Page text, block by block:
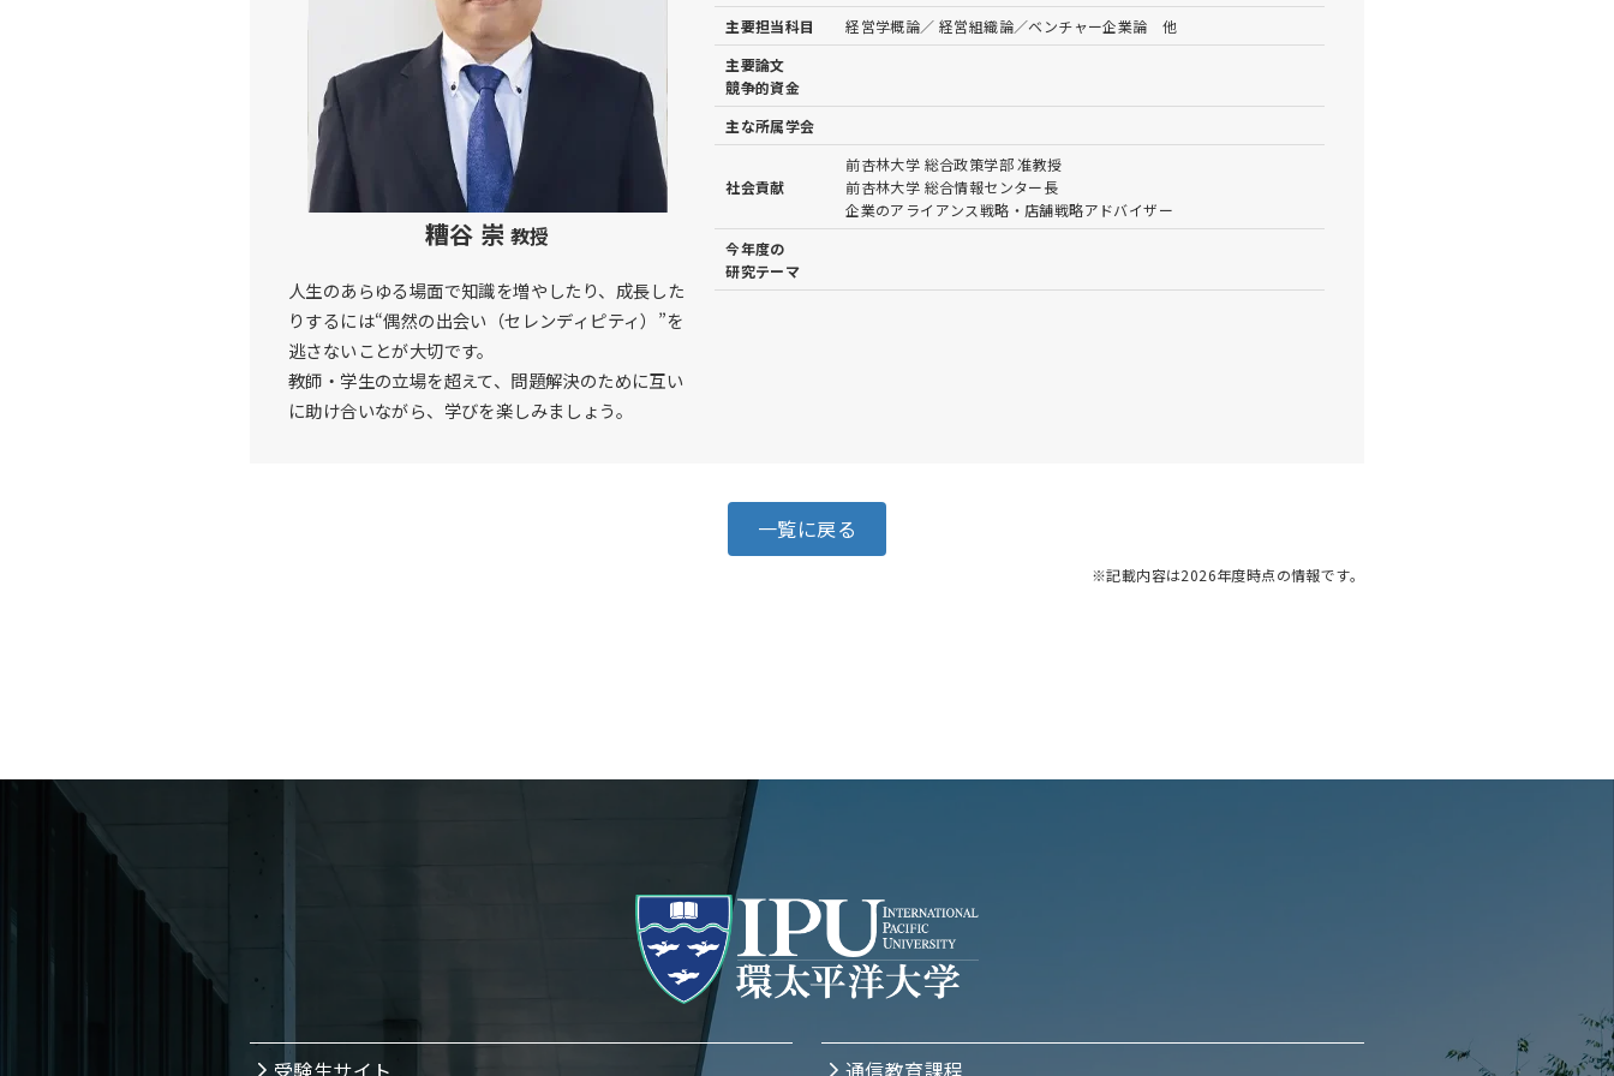
糟谷 崇 教授
人生のあらゆる場面で知識を増やしたり、成長した
りするには“偶然の出会い（セレンディピティ）”を
逃さないことが大切です。
教師・学生の立場を超えて、問題解決のために互い
に助け合いながら、学びを楽しみましょう。
主要担当科目
経営学概論／ 経営組織論／ベンチャー企業論 他
主要論文
競争的資金
主な所属学会
社会貢献
前杏林大学 総合政策学部 准教授
前杏林大学 総合情報センター長
企業のアライアンス戦略・店舗戦略アドバイザー
今年度の
研究テーマ
一覧に戻る
※記載内容は2026年度時点の情報です。
受験生サイト 通信教育課程